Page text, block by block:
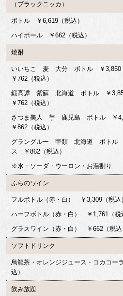
（ブラックニッカ）
ボトル ￥6,619（税込）
ハイボール ￥662（税込）
焼酎
いいちこ 麦 大分 ボトル ￥3,850
￥762（税込）
鍛高譚 紫蘇 北海道 ボトル ￥
￥762（税込）
さつま美人 芋 鹿児島 ボトル ￥
￥862（税込）
グラングルー 甲類 北海道 ボトル
ス ￥862（税込）
※水・ソーダ・ウーロン・お湯割り
ふらのワイン
フルボトル（赤・白） ￥3,309（税込
ハーフボトル（赤・白） ￥1,761（税
グラスワイン（赤・白） ￥662（税込
ソフトドリンク
烏龍茶・オレンジジュース・コカコ
込）
飲み放題